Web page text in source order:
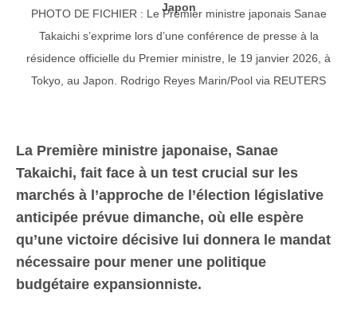
Japon
PHOTO DE FICHIER : Le Premier ministre japonais Sanae
Takaichi s’exprime lors d’une conférence de presse à la
résidence officielle du Premier ministre, le 19 janvier 2026, à
Tokyo, au Japon. Rodrigo Reyes Marin/Pool via REUTERS
La Première ministre japonaise, Sanae
Takaichi, fait face à un test crucial sur les
marchés à l’approche de l’élection législative
anticipée prévue dimanche, où elle espère
qu’une victoire décisive lui donnera le mandat
nécessaire pour mener une politique
budgétaire expansionniste.